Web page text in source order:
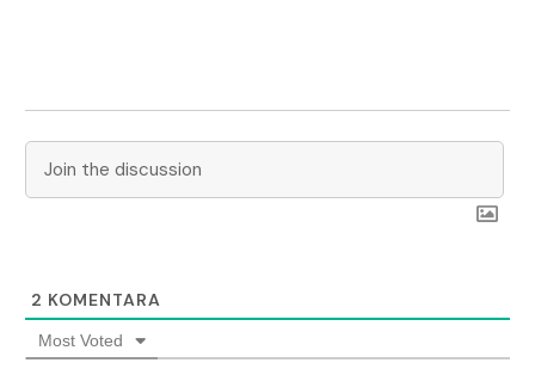
2 KOMENTARA
Most Voted